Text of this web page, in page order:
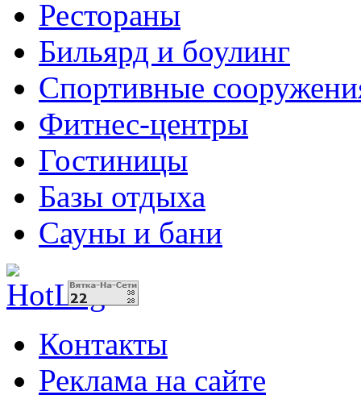
Рестораны
Бильярд и боулинг
Спортивные
Фитнес-центры
Гостиницы
Базы отдыха
Сауны и бани
Контакты
Реклама на сайте